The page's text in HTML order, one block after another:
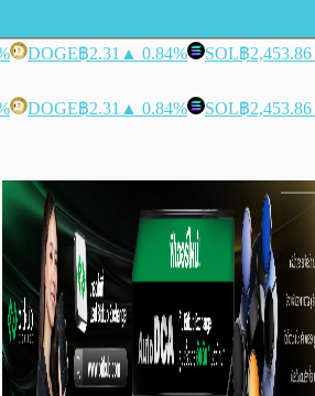
DOGE฿2.31 ▲ 0.84% SOL฿2,453.86
DOGE฿2.31 ▲ 0.84% SOL฿2,453.86